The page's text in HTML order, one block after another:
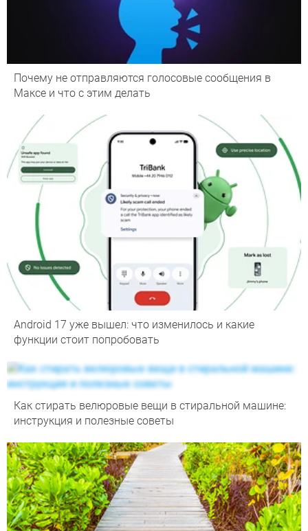
Почему не отправляются голосовые сообщения в
Максе и что с этим делать
Android 17 уже вышел: что изменилось и какие
функции стоит попробовать
Как стирать велюровые вещи в стиральной машине:
инструкция и полезные советы